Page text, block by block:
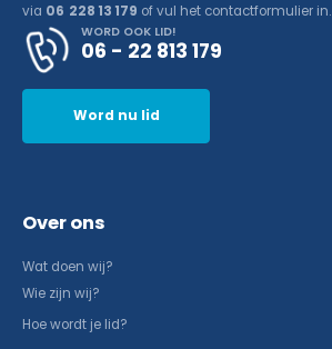
via 06 228 13 179 of vul het contactformulier in.
WORD OOK LID!
06 - 22 813 179
Word nu lid
Over ons
Wat doen wij?
Wie zijn wij?
Hoe wordt je lid?